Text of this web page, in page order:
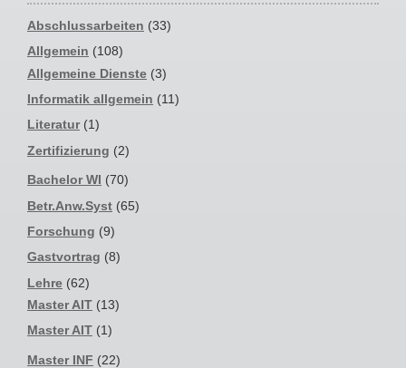
Abschlussarbeiten (33)
Allgemein (108)
Allgemeine Dienste (3)
Informatik allgemein (11)
Literatur(1)
Zertifizierung (2)
Bachelor WI (70)
Betr.Anw.Syst (65)
Forschung (9)
Gastvortrag (8)
Lehre (62)
Master AIT (13)
Master AIT (1)
Master INF (22)